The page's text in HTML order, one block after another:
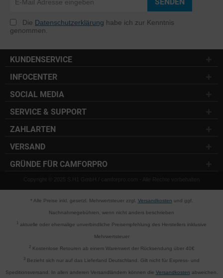
Die Datenschutzerklärung habe ich zur Kenntnis
genommen.
KUNDENSERVICE
INFOCENTER
SOCIAL MEDIA
SERVICE & SUPPORT
ZAHLARTEN
VERSAND
GRÜNDE FÜR CAMFORPRO
Copyright © 2025 S.H1 GmbH / camforpro.com - Alle Rechte vorbehalten
* Alle Preise inkl. gesetzl. Mehrwertsteuer zzgl. Versandkosten und ggf.
Nachnahmegebühren, wenn nicht anders beschrieben
aktuelle oder ehemalige unverbindliche Preisempfehlung des Herstellers inklusive
Mehrwertsteuer
2Kostenlose Retouren ab einem Warenwert der Rücksendung über 40€
3 Bezieht sich nur auf das Lieferland Deutschland. Gilt nicht für Express- und
Speditionsversand. In allen anderen Versandländern können die Versandkosten abweichen.